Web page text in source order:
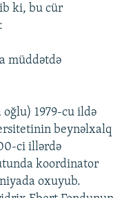
ki, bu cür
müddətdə
1979-cu ildə
beynəlxalq
ci illərdə
koordinator
oxuyub.